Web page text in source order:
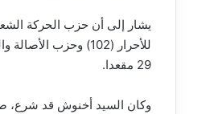
يشار إلى أن حزب الحركة
29 مقعدا.
وكان السيد أخنوش قد شرع،